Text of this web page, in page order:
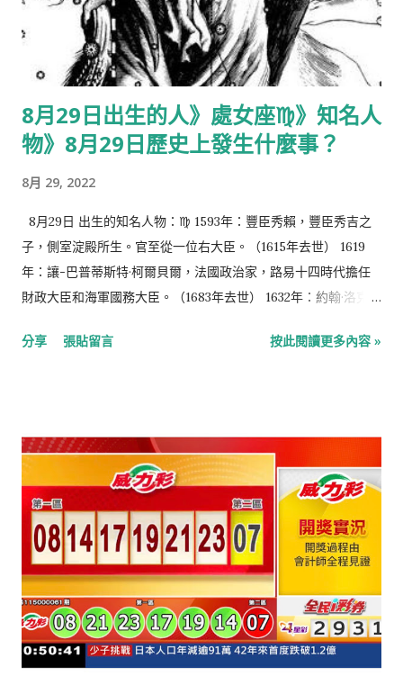
8月29日出生的人》處女座♍️》知名人
物》8月29日歷史上發生什麼事？
8月 29, 2022
8月29日 出生的知名人物：♍️ 1593年：豐臣秀賴，豐臣秀吉之
子，側室淀殿所生。官至從一位右大臣。（1615年去世） 1619
年：讓-巴普蒂斯特·柯爾貝爾，法國政治家，路易十四時代擔任
財政大臣和海軍國務大臣。（1683年去世） 1632年：約翰·洛克，
·奧古斯特·多米尼克·安格爾，法國畫家，新古典主義畫派的最後
第5任總理。（1928年去世） 1862年：莫里斯·梅特林克，比利時
詩人、劇作家、散文家，1911年諾貝爾文學獎得主。（1949年去
世） 1871年：阿爾貝·勒布倫，法國政治家，法蘭西第三共和國的
最後一位總統。（1950年去世） 1871年：金九，韓國獨立運動
家、抗日英雄，被現代韓國人尊稱為「韓國的國父」。（1949年
去世） 1888年：三川軍一，日本海軍戰將。（1981年去世）
1892年：亞歷山大·夸黑，法國著名科學哲學家與科學史學家，是
第一個提出「科學革命」說法的史學家。（1964年去世） 1904
年：沃納·福斯曼，德國醫生，心臟導管的發明人，1954年諾貝爾
分享 張貼留言 按此閱讀更多內容 »